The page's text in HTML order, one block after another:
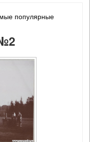
популярные